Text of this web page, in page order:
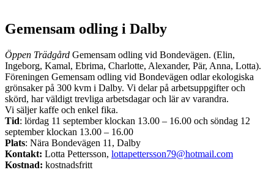
Gemensam odling i Dalby
Öppen Trädgård Gemensam odling vid Bondevägen. (Elin,
Ingeborg, Kamal, Ebrima, Charlotte, Alexander, Pär, Anna, Lotta).
Föreningen Gemensam odling vid Bondevägen odlar ekologiska
grönsaker på 300 kvm i Dalby. Vi delar på arbetsuppgifter och
skörd, har väldigt trevliga arbetsdagar och lär av varandra.
Vi säljer kaffe och enkel fika.
Tid: lördag 11 september klockan 13.00 – 16.00 och söndag 12
september klockan 13.00 – 16.00
Plats: Nära Bondevägen 11, Dalby
Kontakt: Lotta Pettersson, lottapettersson79@hotmail.com
Kostnad: kostnadsfritt